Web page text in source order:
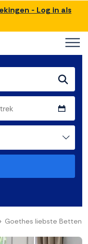
- Log in als
Goethes liebste Betten